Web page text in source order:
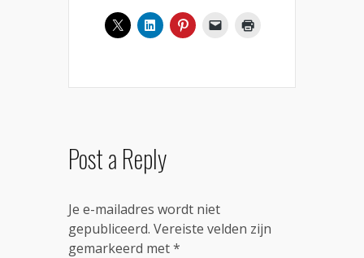
Post a Reply
Je e-mailadres wordt niet
gepubliceerd. Vereiste velden zijn
gemarkeerd met*